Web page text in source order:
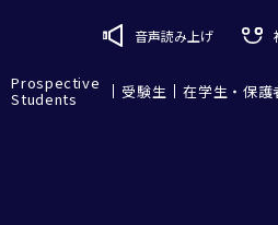
音声読み上げ
Prospective
Students 受験生 在学生・保護